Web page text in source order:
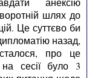
шлях до
Це суттєво би
назад,
про це
сесії було 3